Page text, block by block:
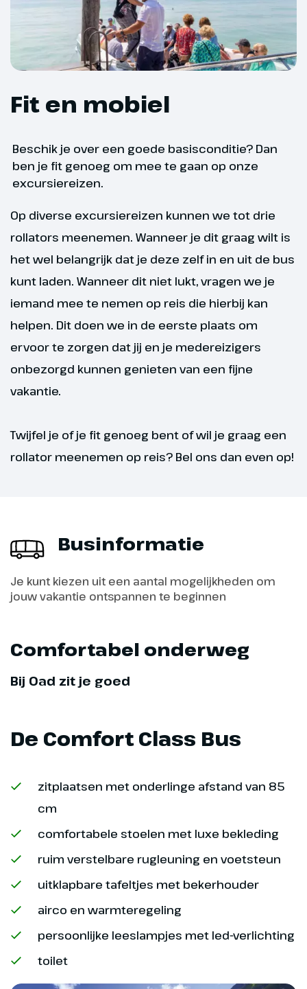
trouwhoofdstad Gretna Green.
Daarna rijden we naar de haven
van Newcastle voor de overtocht
terug naar IJmuiden. Diner en
Dag 8
Naar huis
Na het ontbijt ontschepen we in
IJmuiden. Via Amsterdam,
waar deze reis eindigt.
Fit en mobiel
Beschik je over een goede basisconditie? Dan
ben je fit genoeg om mee te gaan op onze
excursiereizen.
Op diverse excursiereizen kunnen we tot drie
rollators meenemen. Wanneer je dit graag wilt is
het wel belangrijk dat je deze zelf in en uit de bus
kunt laden. Wanneer dit niet lukt, vragen we je
iemand mee te nemen op reis die hierbij kan
helpen. Dit doen we in de eerste plaats om
ervoor te zorgen dat jij en je medereizigers
onbezorgd kunnen genieten van een fijne
vakantie.
Twijfel je of je fit genoeg bent of wil je graag een
rollator meenemen op reis? Bel ons dan even op!
Businformatie
Je kunt kiezen uit een aantal mogelijkheden om
jouw vakantie ontspannen te beginnen
Comfortabel onderweg
Bij Oad zit je goed
De Comfort Class Bus
zitplaatsen met onderlinge afstand van 85
cm
comfortabele stoelen met luxe bekleding
ruim verstelbare rugleuning en voetsteun
uitklapbare tafeltjes met bekerhouder
airco en warmteregeling
persoonlijke leeslampjes met led-verlichting
toilet